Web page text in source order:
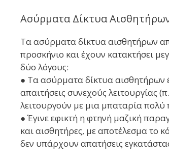
Ασύρματα Δίκτυα
Τα ασύρματα δίκτυα αισθητήρων
προσκήνιο και έχουν κατακτήσει
δύο λόγους:
● Τα ασύρματα δίκτυα αισθητήρων
απαιτήσεις συνεχούς λειτουργίας
λειτουργούν με μια μπαταρία πολύ
● Έγινε εφικτή η φτηνή μαζική
και αισθητήρες, με αποτέλεσμα το
δεν υπάρχουν απατήσεις